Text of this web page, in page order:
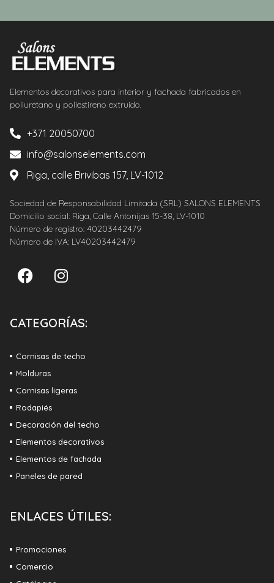
Elementos decorativos para interior y fachada fabricados en
poliuretano y poliestireno extruido.
+371 20050700
info@salonselements.com
Riga, calle Brivibas 157, LV-1012
Sociedad de Responsabilidad Limitada (SRL) SALONS ELEMENTS
Domicilio social: Riga, Calle Antonijas 15-38, LV-1010
Número de registro: 40203442479
Número de IVA: LV40203442479
CATEGORÍAS:
Cornisas de techo
Molduras
Cornisas ligeras
Rodapiés
Decoración del techo
Elementos decorativos
Elementos de fachada
Paneles de pared
ENLACES ÚTILES:
Promociones
Comercio